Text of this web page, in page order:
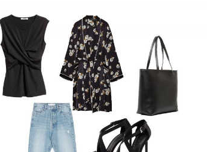
hummel Sporcu Sütyeni Kullanıcı
Yorumları: Destek, Kalıp ve
Dayanıklılık
Güncel 13 Mayıs 2026